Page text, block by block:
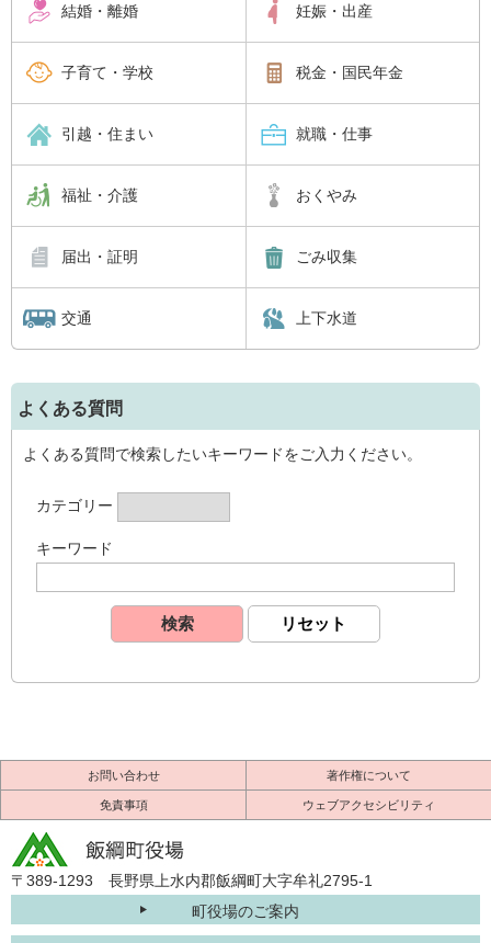
結婚・離婚 妊娠・出産
子育て・学校 税金・国民年金
引越・住まい 就職・仕事
福祉・介護 おくやみ
届出・証明 ごみ収集
交通 上下水道
よくある質問
よくある質問で検索したいキーワードをご入力ください。
カテゴリー
キーワード
お問い合わせ 著作権について
免責事項 ウェブアクセシビリティ
〒389-1293 長野県上水内郡飯綱町大字牟礼2795-1
町役場のご案内